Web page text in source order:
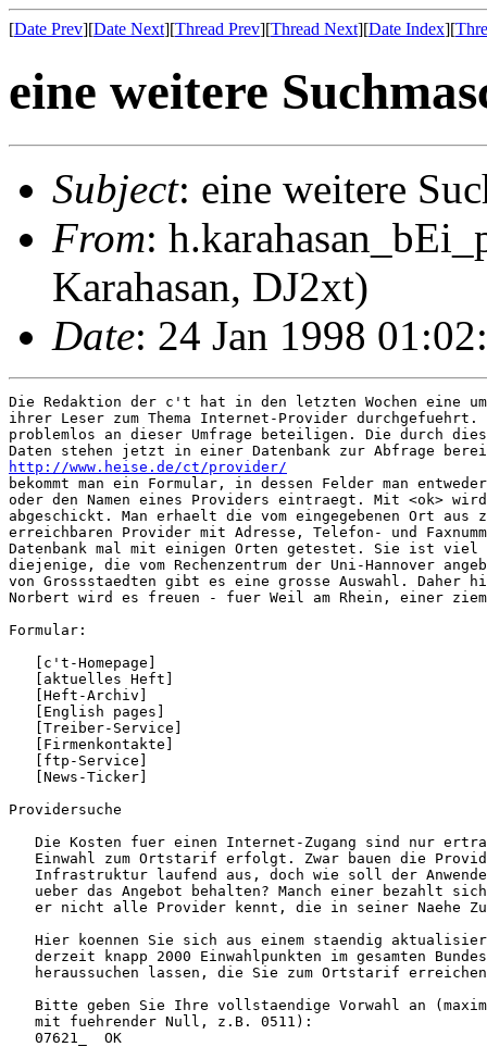
[Date Prev][Date Next][Thread Prev][Thread Next][Date Index][
eine weitere
Subject: eine weitere
From:
Karahasan, DJ2xt)
Date: 24 Jan 1998
Die Redaktion der c't hat in den letzten Wochen eine
ihrer Leser zum Thema Internet-Provider durchgefuehrt.
problemlos an dieser Umfrage beteiligen. Die durch diese
http://www.heise.de/ct/provider/
bekommt man ein Formular, in dessen Felder man
oder den Namen eines Providers eintraegt. Mit <ok>
abgeschickt. Man erhaelt die vom eingegebenen Ort
erreichbaren Provider mit Adresse, Telefon- und
Datenbank mal mit einigen Orten getestet. Sie ist
diejenige, die vom Rechenzentrum der Uni-Hannover
von Grossstaedten gibt es eine grosse Auswahl. Daher
Norbert wird es freuen - fuer Weil am Rhein, einer
Formular:
   [c't-Homepage]
   [aktuelles Heft]
   [Heft-Archiv]
   [English pages]
   [Treiber-Service]
   [Firmenkontakte]
   [ftp-Service]
   [News-Ticker]
Providersuche
Die Kosten fuer einen Internet-Zugang sind nur
Einwahl zum Ortstarif erfolgt. Zwar bauen die
Infrastruktur laufend aus, doch wie soll der
ueber das Angebot behalten? Manch einer bezahlt
er nicht alle Provider kennt, die in seiner Naehe
Hier koennen Sie sich aus einem staendig
derzeit knapp 2000 Einwahlpunkten im gesamten
heraussuchen lassen, die Sie zum Ortstarif
Bitte geben Sie Ihre vollstaendige Vorwahl an
   mit fuehrender Null, z.B. 0511):
   07621_  OK